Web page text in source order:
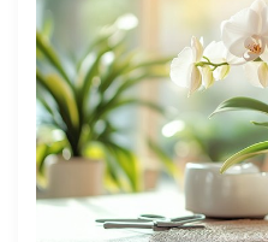
choisir